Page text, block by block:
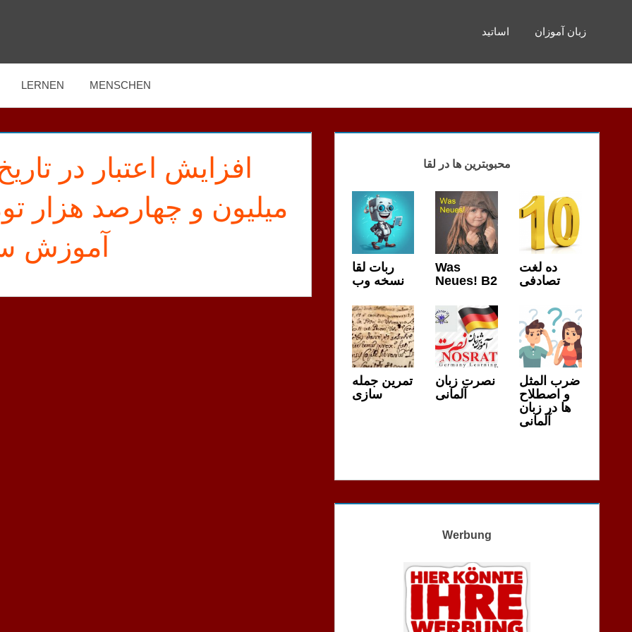
اساتید زبان آموزان
LERNEN MENSCHEN
میلیون و چهارصد
آموزش
محبوبترین ها در لقا
ربات لقا
نسخه وب
Was
Neues! B2
ده لغت
تصادفی
تمرین جمله
سازی
نصرت زبان
آلمانی
ضرب المثل
و اصطلاح
ها در زبان
آلمانی
Werbung